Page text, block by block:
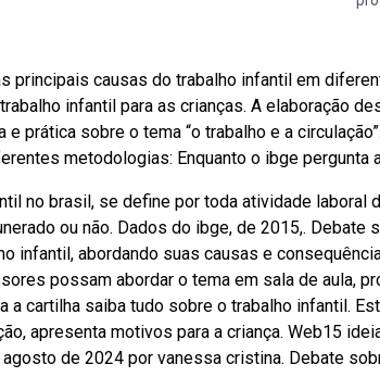
principais causas do trabalho infantil em
infantil para as crianças. A elaboração
e prática sobre o tema “o trabalho e a
metodologias: Enquanto o ibge
no brasil, se define por toda atividade
ou não. Dados do ibge, de 2015,.
infantil, abordando suas causas e
possam abordar o tema em sala de aula,
a cartilha saiba tudo sobre o trabalho infantil.
apresenta motivos para a criança. Web15
de 2024 por vanessa cristina. Debate